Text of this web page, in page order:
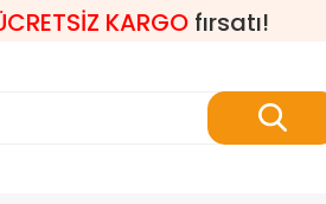
KARGOfırsatı!